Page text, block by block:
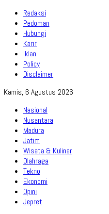
Redaksi
Pedoman
Hubungi
Karir
Iklan
Policy
Disclaimer
Kamis, 6 Agustus 2026
Nasional
Nusantara
Madura
Jatim
Wisata & Kuliner
Olahraga
Tekno
Ekonomi
Opini
Jepret